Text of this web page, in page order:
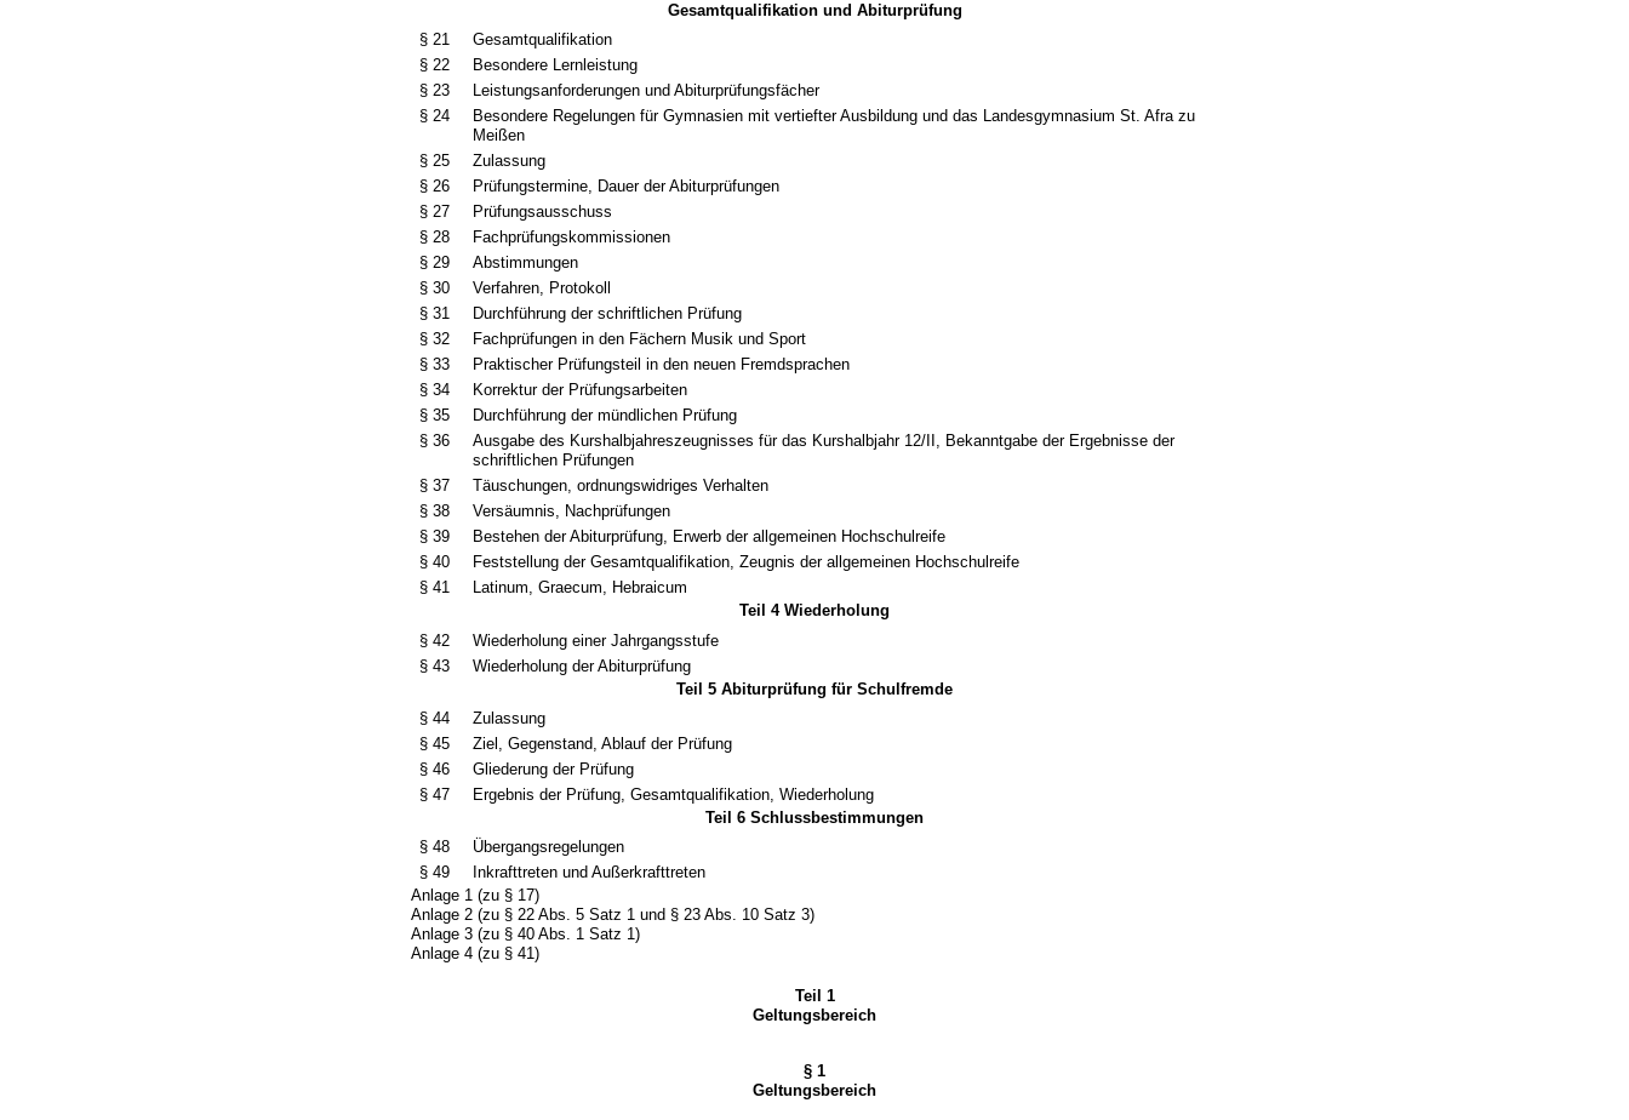
Gesamtqualifikation und Abiturprüfung
§ 21
Gesamtqualifikation
§ 22
Besondere Lernleistung
§ 23
Leistungsanforderungen und Abiturprüfungsfächer
§ 24
Besondere Regelungen für Gymnasien mit vertiefter Ausbildung und das Landesgymnasium St. Afra zu
Meißen
§ 25
Zulassung
§ 26
Prüfungstermine, Dauer der Abiturprüfungen
§ 27
Prüfungsausschuss
§ 28
Fachprüfungskommissionen
§ 29
Abstimmungen
§ 30
Verfahren, Protokoll
§ 31
Durchführung der schriftlichen Prüfung
§ 32
Fachprüfungen in den Fächern Musik und Sport
§ 33
Praktischer Prüfungsteil in den neuen Fremdsprachen
§ 34
Korrektur der Prüfungsarbeiten
§ 35
Durchführung der mündlichen Prüfung
§ 36
Ausgabe des Kurshalbjahreszeugnisses für das Kurshalbjahr 12/II, Bekanntgabe der Ergebnisse der
schriftlichen Prüfungen
§ 37
Täuschungen, ordnungswidriges Verhalten
§ 38
Versäumnis, Nachprüfungen
§ 39
Bestehen der Abiturprüfung, Erwerb der allgemeinen Hochschulreife
§ 40
Feststellung der Gesamtqualifikation, Zeugnis der allgemeinen Hochschulreife
§ 41
Latinum, Graecum, Hebraicum
Teil 4 Wiederholung
§ 42
Wiederholung einer Jahrgangsstufe
§ 43
Wiederholung der Abiturprüfung
Teil 5 Abiturprüfung für Schulfremde
§ 44
Zulassung
§ 45
Ziel, Gegenstand, Ablauf der Prüfung
§ 46
Gliederung der Prüfung
§ 47
Ergebnis der Prüfung, Gesamtqualifikation, Wiederholung
Teil 6 Schlussbestimmungen
§ 48
Übergangsregelungen
§ 49
Inkrafttreten und Außerkrafttreten
Anlage 1 (zu § 17)
Anlage 2 (zu § 22 Abs. 5 Satz 1 und § 23 Abs. 10 Satz 3)
Anlage 3 (zu § 40 Abs. 1 Satz 1)
Anlage 4 (zu § 41)
Teil 1
Geltungsbereich
§ 1
Geltungsbereich